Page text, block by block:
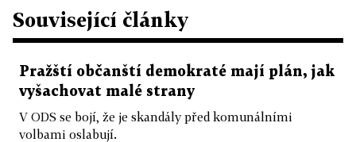
Související články
Pražští občanští demokraté mají plán, jak
vyšachovat malé strany
V ODS se bojí, že je skandály před komunálními
volbami oslabují.